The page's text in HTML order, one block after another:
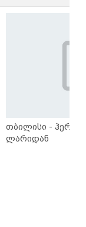
თბილისი -
ლარიდან